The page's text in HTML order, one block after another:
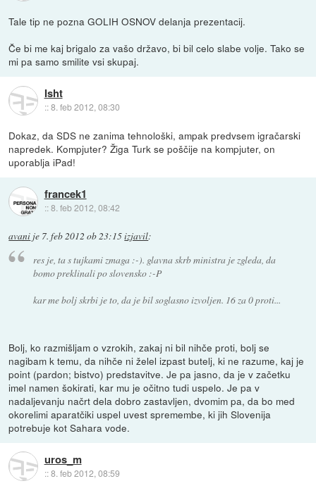
Tale tip ne pozna GOLIH OSNOV delanja prezentacij.
Če bi me kaj brigalo za vašo državo, bi bil celo slabe volje. Tako se
mi pa samo smilite vsi skupaj.
Isht
::8. feb 2012, 08:30
Dokaz, da SDS ne zanima tehnološki, ampak predvsem igračarski
napredek. Kompjuter? Žiga Turk se poščije na kompjuter, on
uporablja iPad!
francek1
::8. feb 2012, 08:42
avani je 7. feb 2012 ob 23:15izjavil:
res je, ta s tujkami zmaga :-). glavna skrb ministra je zgleda, da
bomo preklinali po slovensko :-P
kar me bolj skrbi je to, da je bil soglasno izvoljen. 16 za 0 proti...
Bolj, ko razmišljam o vzrokih, zakaj ni bil nihče proti, bolj se
nagibam k temu, da nihče ni želel izpast butelj, ki ne razume, kaj je
point (pardon; bistvo) predstavitve. Je pa jasno, da je v začetku
imel namen šokirati, kar mu je očitno tudi uspelo. Je pa v
nadaljevanju načrt dela dobro zastavljen, dvomim pa, da bo med
okorelimi aparatčiki uspel uvest spremembe, ki jih Slovenija
potrebuje kot Sahara vode.
uros_m
::8. feb 2012, 08:59